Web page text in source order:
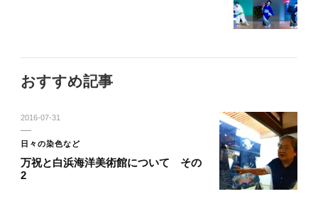
おすすめ記事
2016-07-31
日々の染色など
万祝と白浜海洋美術館について その
2